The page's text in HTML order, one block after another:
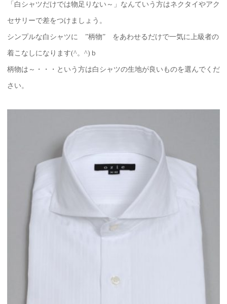
「白シャツだけでは物足りない～」なんていう方はネクタイやアク
セサリーで差をつけましょう。
シンプルな白シャツに ”柄物” をあわせるだけで一気に上級者の
着こなしになります(^。^)ｂ
柄物は～・・・という方は白シャツの生地が良いものを選んでくだ
さい。